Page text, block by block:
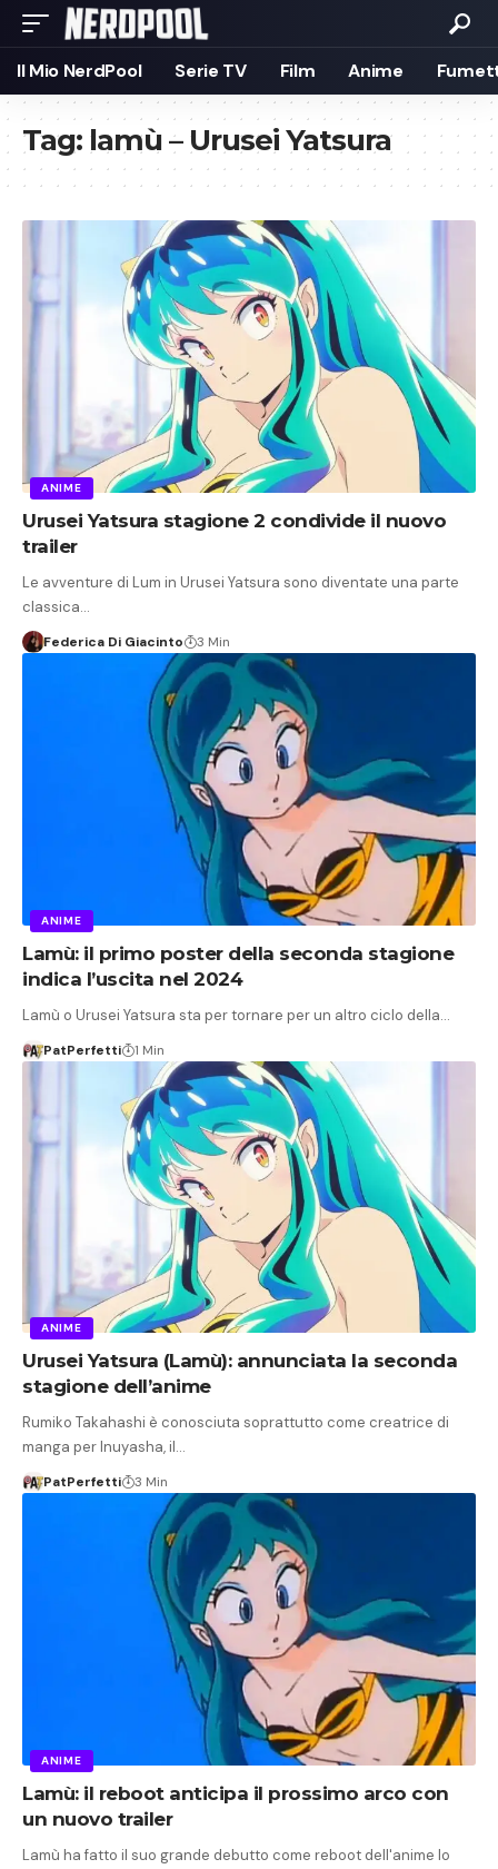
Il Mio NerdPool Serie TV Film Anime
Tag: lamù – Urusei Yatsura
ANIME
Urusei Yatsura stagione 2 condivide il nuovo
trailer
Le avventure di Lum in Urusei Yatsura sono diventate una parte
classica…
Federica Di Giacinto 3 Min
ANIME
Lamù: il primo poster della seconda stagione
indica l’uscita nel 2024
Lamù o Urusei Yatsura sta per tornare per un altro ciclo della…
PatPerfetti 1 Min
ANIME
Urusei Yatsura (Lamù): annunciata la seconda
stagione dell’anime
Rumiko Takahashi è conosciuta soprattutto come creatrice di
manga per Inuyasha, il…
PatPerfetti 3 Min
ANIME
Lamù: il reboot anticipa il prossimo arco con
un nuovo trailer
Lamù ha fatto il suo grande debutto come reboot dell'anime lo